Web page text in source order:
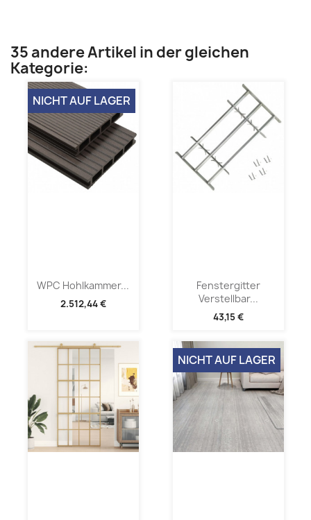
35 andere Artikel in der gleichen
Kategorie:
WPC Hohlkammer...
2.512,44 €
NICHT AUF LAGER
Fenstergitter
Verstellbar...
43,15 €
NICHT AUF LAGER